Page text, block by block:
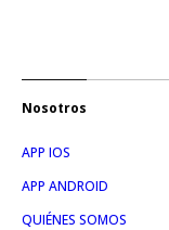
Nosotros
APP IOS
APP ANDROID
QUIÉNES SOMOS